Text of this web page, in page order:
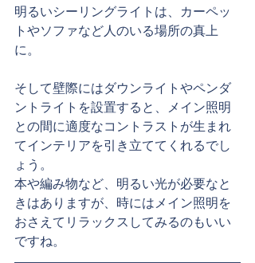
明るいシーリングライトは、カーペッ
トやソファなど人のいる場所の真上
に。
そして壁際にはダウンライトやペンダ
ントライトを設置すると、メイン照明
との間に適度なコントラストが生まれ
てインテリアを引き立ててくれるでし
ょう。
本や編み物など、明るい光が必要なと
きはありますが、時にはメイン照明を
おさえてリラックスしてみるのもいい
ですね。